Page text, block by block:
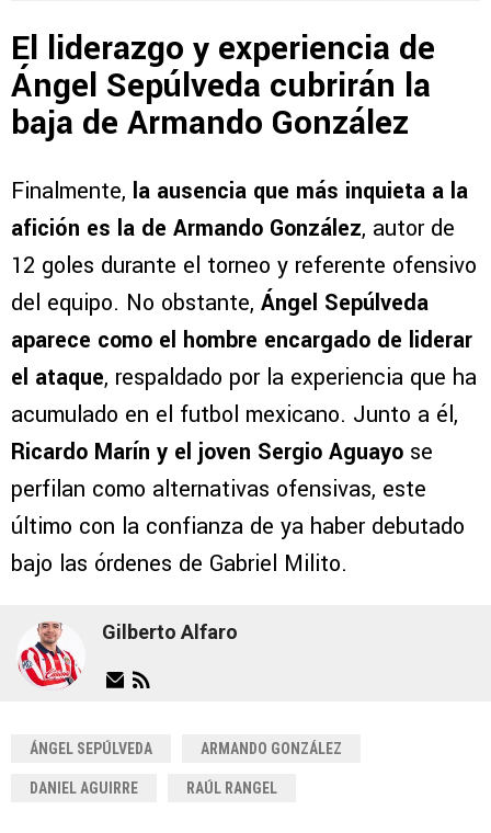
El liderazgo y experiencia de
Ángel Sepúlveda cubrirán la
baja de Armando González
Finalmente, la ausencia que más inquieta a la
afición es la de Armando González, autor de
12 goles durante el torneo y referente ofensivo
del equipo. No obstante, Ángel Sepúlveda
aparece como el hombre encargado de liderar
el ataque, respaldado por la experiencia que ha
acumulado en el futbol mexicano. Junto a él,
Ricardo Marín y el joven Sergio Aguayo se
perfilan como alternativas ofensivas, este
último con la confianza de ya haber debutado
bajo las órdenes de Gabriel Milito.
Gilberto Alfaro
ÁNGEL SEPÚLVEDA ARMANDO GONZÁLEZ
DANIEL AGUIRRE RAÚL RANGEL